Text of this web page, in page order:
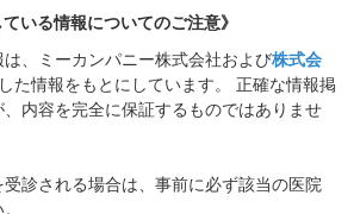
ている情報についてのご注意》
、ミーカンパニー株式会社および株式会
た情報をもとにしています。 正確な情報掲
内容を完全に保証するものではありませ
診される場合は、事前に必ず該当の医院